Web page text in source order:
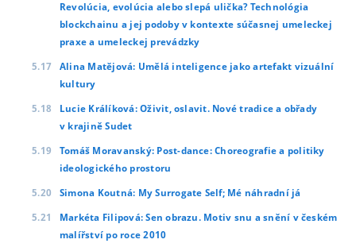
Revolúcia, evolúcia alebo slepá ulička? Technológia
blockchainu a jej podoby v kontexte súčasnej umeleckej
praxe a umeleckej prevádzky
Alina Matějová: Umělá inteligence jako artefakt vizuální
kultury
Lucie Králíková: Oživit, oslavit. Nové tradice a obřady
v krajině Sudet
Tomáš Moravanský: Post-dance: Choreografie a politiky
ideologického prostoru
Simona Koutná: My Surrogate Self; Mé náhradní já
Markéta Filipová: Sen obrazu. Motiv snu a snění v českém
malířství po roce 2010